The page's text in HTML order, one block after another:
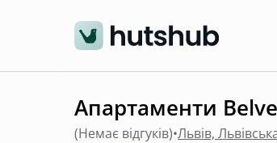
Апартаменти
(Немає відгуків)•Львів,